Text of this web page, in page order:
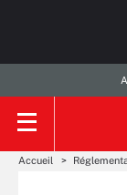
Accueil